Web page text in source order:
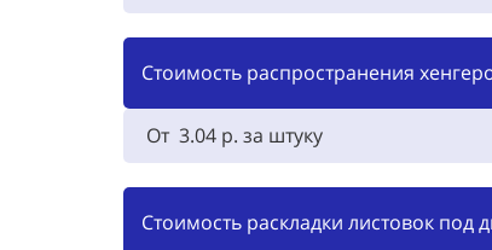
Стоимость распространения
От 3.04 р. за штуку
Стоимость раскладки листовок под